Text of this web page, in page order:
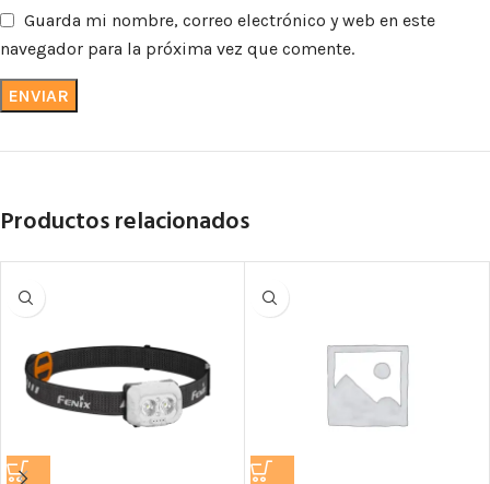
Guarda mi nombre, correo electrónico y web en este
navegador para la próxima vez que comente.
Productos relacionados